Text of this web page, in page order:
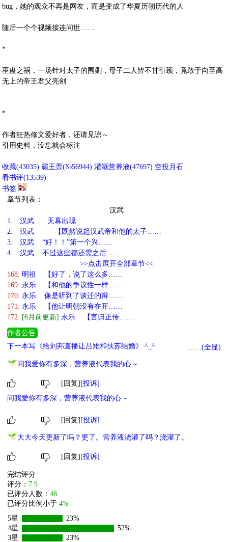
bug，她的观众不再是网友，而是变成了华夏历朝历代的人
随后一个个视频接连问世……
*
巫蛊之祸，一场针对太子的围剿，母子二人皆不甘引颈，竟敢于向至高
无上的帝王君父亮剑
*
作者狂热修文爱好者，还请见谅～
引用史料，没忘就会标注
收藏(43035) 霸王票(№56944) 灌溉营养液(47697) 空投月石
看书评(13539)
书签
章节列表：
汉武
1.
汉武 天幕出现
2.
汉武 【既然说起汉武帝和他的太子……
3.
汉武 “好！！”第一个兴……
4.
汉武 不过这些都还需之后……
>>点击展开全部章节<<
168. 明祖 【好了，说了这么多……
169. 永乐 【和他的争议性一样……
170. 永乐 像是听到了谈迁的辩……
171. 永乐 【他让明朝没有在开……
172. [6月前更新] 永乐 【言归正传……
作者公告
下一本写《给刘邦直播让吕雉和扶苏结婚》 ^_^
……(全显)
问我爱你有多深，营养液代表我的心～
[回复] [投诉]
问我爱你有多深，营养液代表我的心～
[回复] [投诉]
大大今天更新了吗？更了。营养液浇灌了吗？浇灌了。
[回复] [投诉]
完结评分
评分： 7.9
已评分人数： 48
已评分比例小于 4%
5星
23%
4星
52%
3星
23%